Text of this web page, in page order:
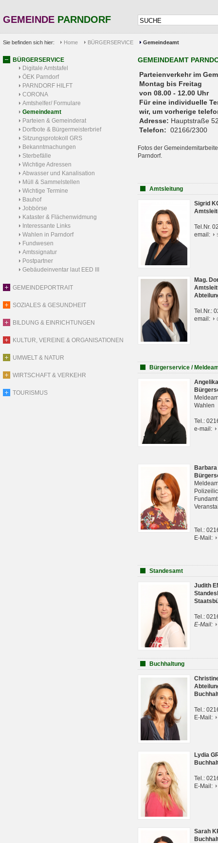
GEMEINDE PARNDORF
Sie befinden sich hier: Home BÜRGERSERVICE Gemeindeamt
BÜRGERSERVICE
Digitale Amtstafel
ÖEK Parndorf
PARNDORF HILFT
CORONA
Amtshelfer/ Formulare
Gemeindeamt
Parteien & Gemeinderat
Dorfbote & Bürgermeisterbrief
Sitzungsprotokoll GRS
Bekanntmachungen
Sterbefälle
Wichtige Adressen
Abwasser und Kanalisation
Müll & Sammelstellen
Wichtige Termine
Bauhof
Jobbörse
Kataster & Flächenwidmung
Interessante Links
Wahlen in Parndorf
Fundwesen
Amtssignatur
Postpartner
Gebäudeinventar laut EED III
GEMEINDEPORTRAIT
SOZIALES & GESUNDHEIT
BILDUNG & EINRICHTUNGEN
KULTUR, VEREINE & ORGANISATIONEN
UMWELT & NATUR
WIRTSCHAFT & VERKEHR
TOURISMUS
GEMEINDEAMT
Parteienverkehr
Montag bis Freitag
von 08.00 - 12.00 Uhr
Für eine individuelle
wir, um vorherige
Adresse: Hauptstraße
Telefon: 02166/2300
Fotos der
Parndorf.
Amtsleitung
Sigrid
Tel.Nr.
email:
Mag.
Tel.Nr.:
email:
Bürgerservice /
Wahlen
Tel.:
e-mail:
Tel.:
E-Mail:
Standesamt
Judith
Tel.:
E-Mail:
Buchhaltung
Tel.:
E-Mail:
Lydia
Tel.:
E-Mail:
Sarah